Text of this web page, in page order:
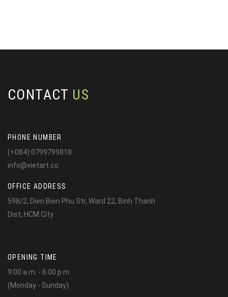
CONTACT US
PHONE NUMBER
(+084) 0799799818
info@vietart.co
OFFICE ADDRESS
598/2, Dien Bien Phu Str, Ward 22, Binh Thanh
Dist, HCM City
OPENING TIME
9:00 a.m. - 6:00 p.m
(Monday - Sunday)